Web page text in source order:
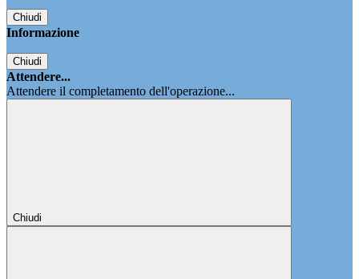
Chiudi
Informazione
Chiudi
Attendere...
Attendere il completamento dell'operazione...
Chiudi